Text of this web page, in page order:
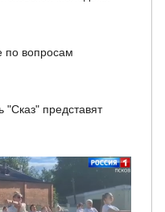
по вопросам
"Сказ" представят